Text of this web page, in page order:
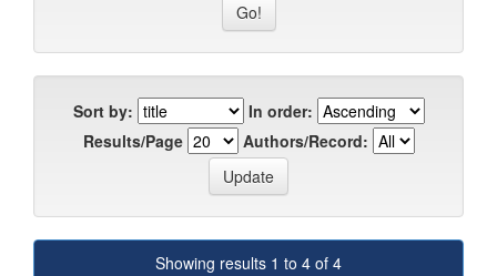
Sort by:
In order:
Results/Page
Authors/Record:
Showing results 1 to 4 of 4